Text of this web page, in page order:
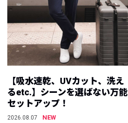
【吸水速乾、UVカット、洗え
るetc.】シーンを選ばない万能
セットアップ！
2026.08.07
NEW